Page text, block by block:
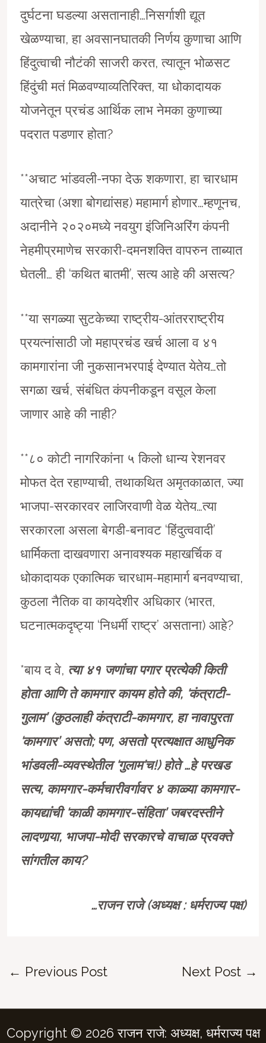
दुर्घटना घडल्या असतानाही…निसर्गाशी द्यूत
खेळण्याचा, हा अवसानघातकी निर्णय कुणाचा आणि
हिंदुत्वाची नौटंकी साजरी करत, त्यातून भोळसट
हिंदुंची मतं मिळवण्याव्यतिरिक्त, या धोकादायक
योजनेतून प्रचंड आर्थिक लाभ नेमका कुणाच्या
पदरात पडणार होता?
**अचाट भांडवली-नफा देऊ शकणारा, हा चारधाम
यात्रेचा (अशा बोगद्यांसह) महामार्ग होणार…म्हणूनच,
अदानीने २०२०मध्ये नवयुग इंजिनिअरिंग कंपनी
नेहमीप्रमाणेच सरकारी-दमनशक्ति वापरुन ताब्यात
घेतली… ही ‘कथित बातमी’, सत्य आहे की असत्य?
**या सगळ्या सुटकेच्या राष्ट्रीय-आंतरराष्ट्रीय
प्रयत्नांसाठी जो महाप्रचंड खर्च आला व ४१
कामगारांना जी नुकसानभरपाई देण्यात येतेय…तो
सगळा खर्च, संबंधित कंपनीकडून वसूल केला
जाणार आहे की नाही?
**८० कोटी नागरिकांना ५ किलो धान्य रेशनवर
मोफत देत रहाण्याची, तथाकथित अमृतकाळात, ज्या
भाजपा-सरकारवर लाजिरवाणी वेळ येतेय…त्या
सरकारला असला बेगडी-बनावट ‘हिंदुत्ववादी’
धार्मिकता दाखवणारा अनावश्यक महाखर्चिक व
धोकादायक एकात्मिक चारधाम-महामार्ग बनवण्याचा,
कुठला नैतिक वा कायदेशीर अधिकार (भारत,
घटनात्मकदृष्ट्या ‘निधर्मी राष्ट्र’ असताना) आहे?
*बाय द वे, त्या ४१ जणांचा पगार प्रत्येकी किती
होता आणि ते कामगार कायम होते की, ‘कंत्राटी-
गुलाम’ (कुठलाही कंत्राटी-कामगार, हा नावापुरता
‘कामगार’ असतो; पण, असतो प्रत्यक्षात आधुनिक
भांडवली-व्यवस्थेतील ‘गुलाम’च!) होते …हे परखड
सत्य, कामगार-कर्मचारीवर्गावर ४ काळ्या कामगार-
कायद्यांची ‘काळी कामगार-संहिता’ जबरदस्तीने
लादणार्‍या, भाजपा-मोदी सरकारचे वाचाळ प्रवक्ते
सांगतील काय?
…राजन राजे (अध्यक्ष : धर्मराज्य पक्ष)
Post
← Previous Post Next Post →
Copyright © 2026 राजन राजे: अध्यक्ष, धर्मराज्य पक्ष